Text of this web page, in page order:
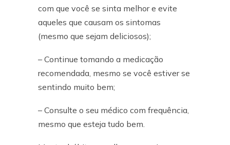
com que você se sinta melhor e evite
aqueles que causam os sintomas
(mesmo que sejam deliciosos);
– Continue tomando a medicação
recomendada, mesmo se você estiver se
sentindo muito bem;
– Consulte o seu médico com frequência,
mesmo que esteja tudo bem.